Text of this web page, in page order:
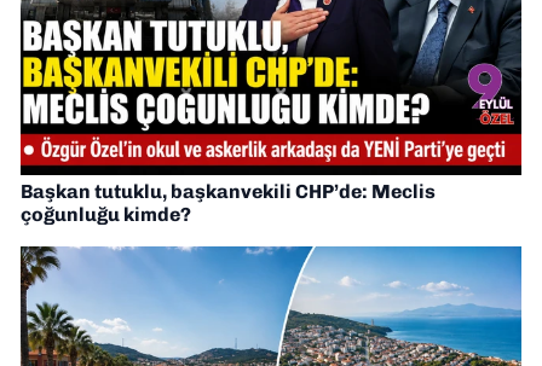
Başkan tutuklu, başkanvekili CHP’de: Meclis
çoğunluğu kimde?